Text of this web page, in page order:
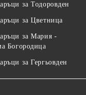
за Тодоровден
за Цветница
за Мария -
Богородица
за Гергьовден